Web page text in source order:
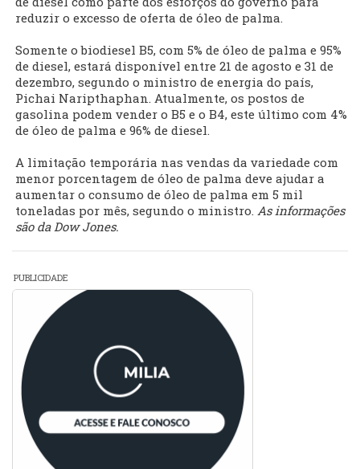
reduzir o excesso de oferta de óleo de palma.
Somente o biodiesel B5, com 5% de óleo de palma e 95%
de diesel, estará disponível entre 21 de agosto e 31 de
dezembro, segundo o ministro de energia do país,
Pichai Naripthaphan. Atualmente, os postos de
gasolina podem vender o B5 e o B4, este último com 4%
de óleo de palma e 96% de diesel.
A limitação temporária nas vendas da variedade com
menor porcentagem de óleo de palma deve ajudar a
aumentar o consumo de óleo de palma em 5 mil
toneladas por mês, segundo o ministro. As informações
são da Dow Jones.
PUBLICIDADE